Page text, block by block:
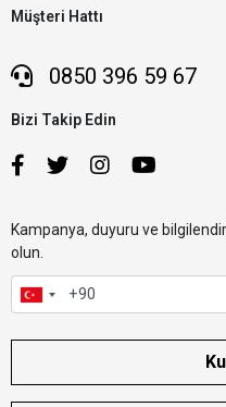
Müşteri Hattı
0850 396 59 67
Bizi Takip Edin
Kampanya, duyuru ve
olun.